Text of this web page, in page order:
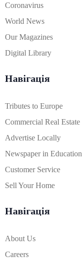
Coronavirus
World News
Our Magazines
Digital Library
Навігація
Tributes to Europe
Commercial Real Estate
Advertise Locally
Newspaper in Education
Customer Service
Sell Your Home
Навігація
About Us
Careers